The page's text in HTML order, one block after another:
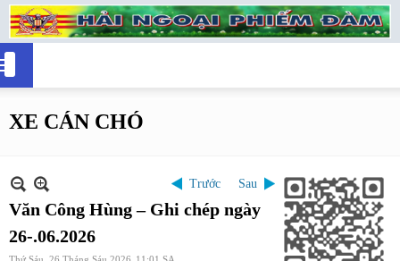
XE CÁN CHÓ
Trước Sau
Văn Công Hùng – Ghi chép ngày
26-.06.2026